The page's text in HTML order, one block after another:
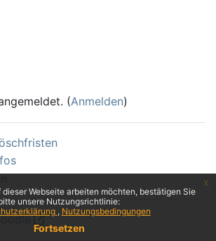
Webseite arbeiten möchten, bestätigen Sie
unsere Nutzungsrichtlinie:
Nutzungsbedingungen
Fortsetzen
x
(Anmelden)